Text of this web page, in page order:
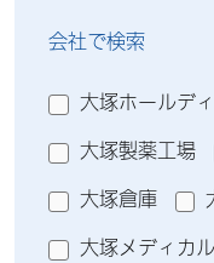
会社で検索
大塚ホールデ
大塚製薬工場
大塚倉庫
大塚メディカ